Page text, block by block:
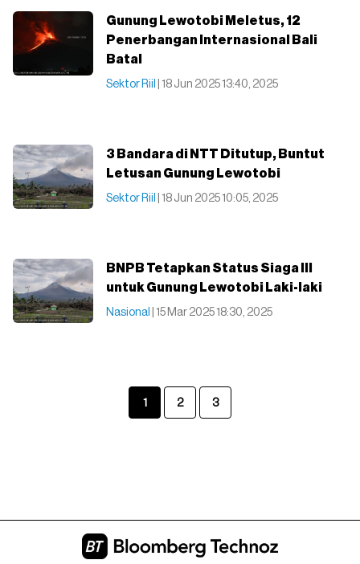
Gunung Lewotobi Meletus, 12
Penerbangan Internasional Bali
Batal
Sektor Riil | 18 Jun 2025 13:40, 2025
3 Bandara di NTT Ditutup, Buntut
Letusan Gunung Lewotobi
Sektor Riil | 18 Jun 2025 10:05, 2025
BNPB Tetapkan Status Siaga III
untuk Gunung Lewotobi Laki-laki
Nasional | 15 Mar 2025 18:30, 2025
1 2 3